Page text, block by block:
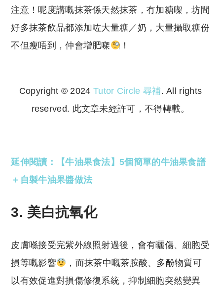
注意！呢度講嘅抹茶係天然抹茶，冇加糖㗎，坊間
好多抹茶飲品都添加咗大量糖／奶，大量攝取糖份
不但瘦唔到，仲會增肥㗎
！
Copyright © 2024 Tutor Circle 尋補. All rights
reserved. 此文章未經許可，不得轉載。
延伸閱讀：【牛油果食法】5個簡單的牛油果食譜
＋自製牛油果醬做法
3. 美白抗氧化
皮膚喺接受完紫外線照射過後，會有曬傷、細胞受
損等嘅影響
，而抹茶中嘅茶胺酸、多酚物質可
以有效促進對損傷修復系統，抑制細胞突然變異